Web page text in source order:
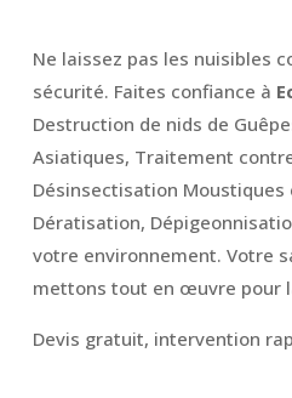
Ne laissez pas les nuisibles
sécurité. Faites confiance à
Destruction de nids de
Asiatiques, Traitement
Désinsectisation Moustiques
Dératisation,
votre environnement. Votre
mettons tout en œuvre pour
Devis gratuit, intervention